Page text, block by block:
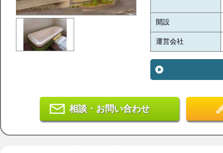
開設
運営会社
相談・お問い合わせ